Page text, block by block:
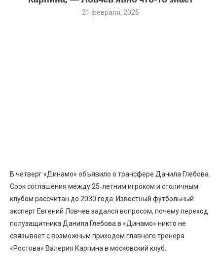
21 февраля, 2025
В четверг «Динамо» объявило о трансфере Данила Глебова.
Срок соглашения между 25‑летним игроком и столичным
клубом рассчитан до 2030 года. Известный футбольный
эксперт Евгений Ловчев задался вопросом, почему переход
полузащитника Данила Глебова в «Динамо» никто не
связывает с возможным приходом главного тренера
«Ростова» Валерия Карпина в московский клуб.